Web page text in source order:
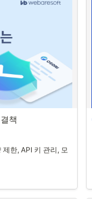
상시킬 수 있습니다.
를 공유하면, 데이
해 데이터를 중앙에
터의 정확성과 일관
수 있습니다. 이를
다. 예를 들어
하면, 고객 정보와
효율이 크게 향상됩니
위협에 노출될 수 있
흔히 저지르는 실수
니다.
결책
책
한, API 키 관리, 모